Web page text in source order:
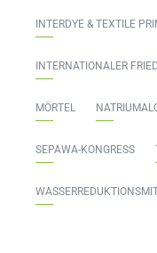
INTERDYE & TEXTILE
INTERNATIONALER
MÖRTEL
SEPAWA-KONGRESS